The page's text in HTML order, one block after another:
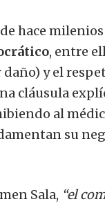
hace
, entre
y el
cláusula
al
su
Sala, “el